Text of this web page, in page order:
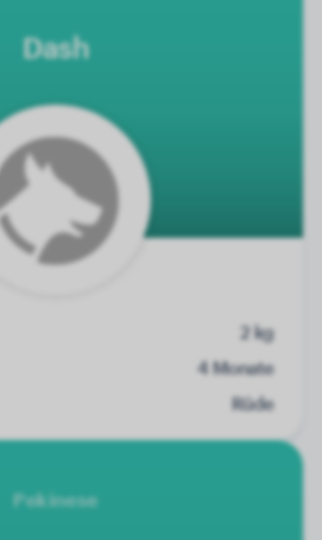
Dash
2 kg
4 Monate
Rüde
Pekinese